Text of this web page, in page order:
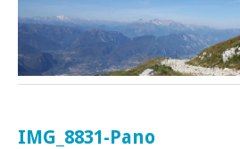
IMG_8831-Pano